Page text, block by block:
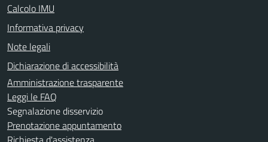
Calcolo IMU
Informativa privacy
Note legali
Dichiarazione di accessibilità
Amministrazione trasparente
Leggi le FAQ
Segnalazione disservizio
Prenotazione appuntamento